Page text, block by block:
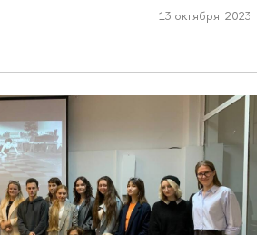
13 октября 2023